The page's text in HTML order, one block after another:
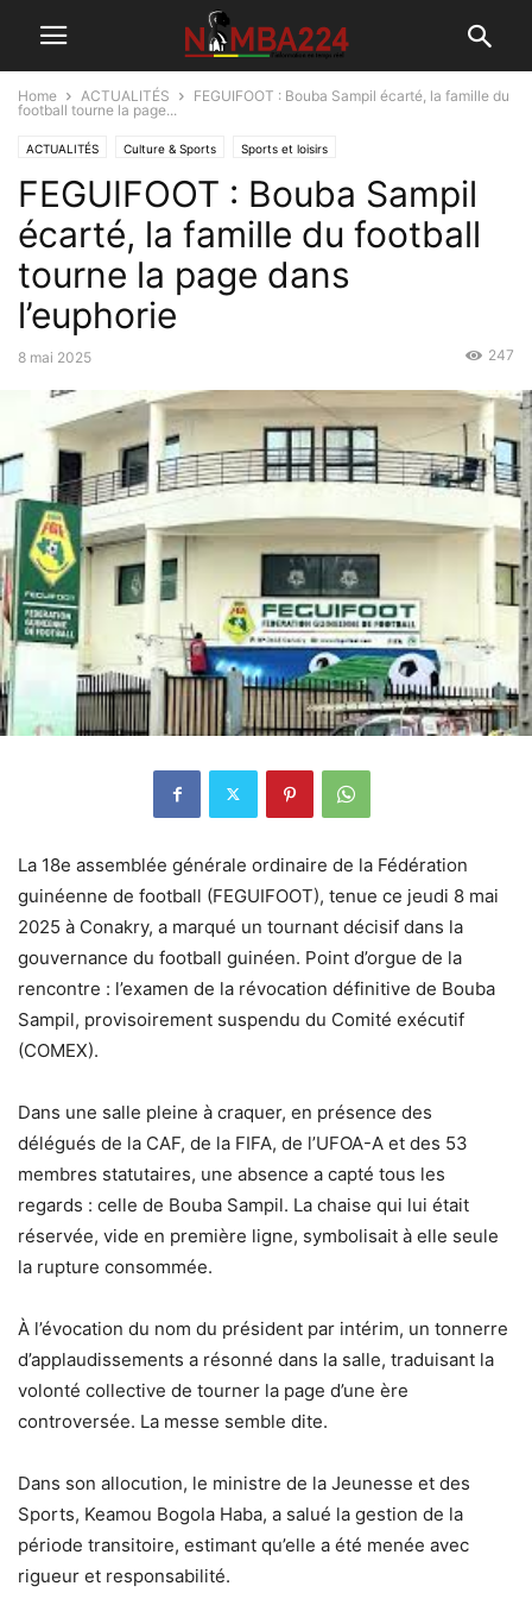
Home ACTUALITÉS
FEGUIFOOT : Bouba Sampil écarté, la famille du
football tourne la page...
ACTUALITÉS Culture & Sports Sports et loisirs
FEGUIFOOT : Bouba Sampil
écarté, la famille du football
tourne la page dans
l’euphorie
8 mai 2025 247
La 18e assemblée générale ordinaire de la Fédération
guinéenne de football (FEGUIFOOT), tenue ce jeudi 8 mai
2025 à Conakry, a marqué un tournant décisif dans la
gouvernance du football guinéen. Point d’orgue de la
rencontre : l’examen de la révocation définitive de Bouba
Sampil, provisoirement suspendu du Comité exécutif
(COMEX).
Dans une salle pleine à craquer, en présence des
délégués de la CAF, de la FIFA, de l’UFOA-A et des 53
membres statutaires, une absence a capté tous les
regards : celle de Bouba Sampil. La chaise qui lui était
réservée, vide en première ligne, symbolisait à elle seule
la rupture consommée.
À l’évocation du nom du président par intérim, un tonnerre
d’applaudissements a résonné dans la salle, traduisant la
volonté collective de tourner la page d’une ère
controversée. La messe semble dite.
Dans son allocution, le ministre de la Jeunesse et des
Sports, Keamou Bogola Haba, a salué la gestion de la
période transitoire, estimant qu’elle a été menée avec
rigueur et responsabilité.